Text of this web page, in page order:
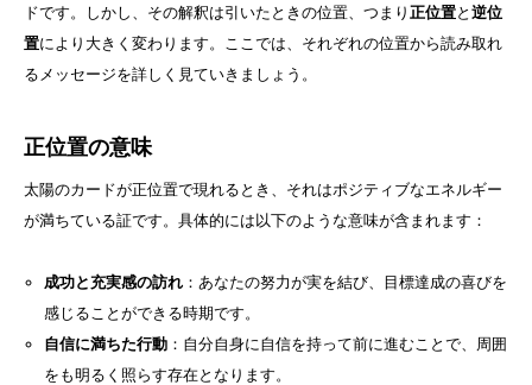
ドです。しかし、その解釈は引いたときの位置、つまり 正位置と 逆位
置により大きく変わります。ここでは、それぞれの位置から読み取れ
るメッセージを詳しく見ていきましょう。
正位置の意味
太陽のカードが正位置で現れるとき、それはポジティブなエネルギー
が満ちている証です。具体的には以下のような意味が含まれます：
成功と充実感の訪れ：あなたの努力が実を結び、目標達成の喜びを
感じることができる時期です。
自信に満ちた行動：自分自身に自信を持って前に進むことで、周囲
をも明るく照らす存在となります。